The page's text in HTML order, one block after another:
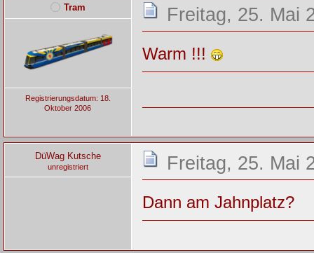
Tram
Registrierungsdatum: 18.
Oktober 2006
Freitag, 25. Mai
Warm !!!
DüWag Kutsche
unregistriert Freitag, 25. Mai
Dann am Jahnplatz?